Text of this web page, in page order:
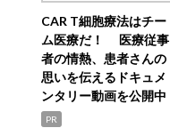
CAR T細胞療法はチー
ム医療だ！ 医療従事
者の情熱、患者さんの
思いを伝えるドキュメ
ンタリー動画を公開中
PR